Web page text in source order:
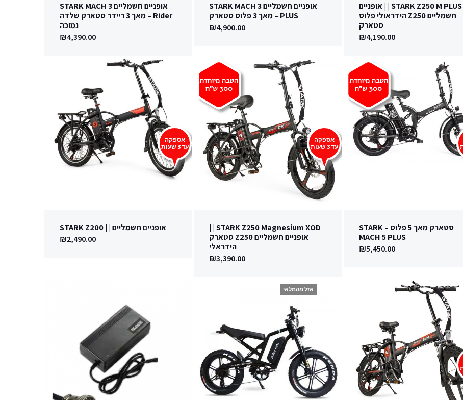
STARK Z250 M PLUS H | | אופניים
חשמליים Z250 הידראולי פלוס
סטארק
₪4,190.00
אופניים חשמליים STARK MACH 3
PLUS – מאך 3 פלוס סטארק
₪4,900.00
אופניים חשמליים STARK MACH 3
Rider – מאך 3 ריידר סטארק שלדה
נמוכה
₪4,390.00
הטבה מיוחדת
300 ש"ח
סטארק מאך 5 פלוס – STARK
MACH 5 PLUS
₪5,450.00
אספקה
עד 3 שעות
הטבה מיוחדת
300 ש"ח
STARK Z250 Magnesium XOD | |
אופניים חשמליים Z250 סטארק
הידראלי
₪3,390.00
אספקה
עד 3 שעות
אופניים חשמליים | | STARK Z200
₪2,490.00
אזל מהמלאי